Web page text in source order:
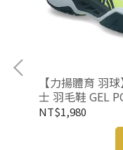
【力揚體育 羽球
士 羽毛鞋 GEL
NT$1,980